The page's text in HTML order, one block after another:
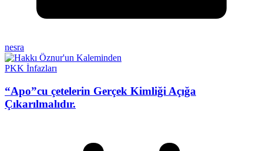
nesra
PKK İnfazları
“Apo”cu çetelerin Gerçek Kimliği Açığa
Çıkarılmalıdır.